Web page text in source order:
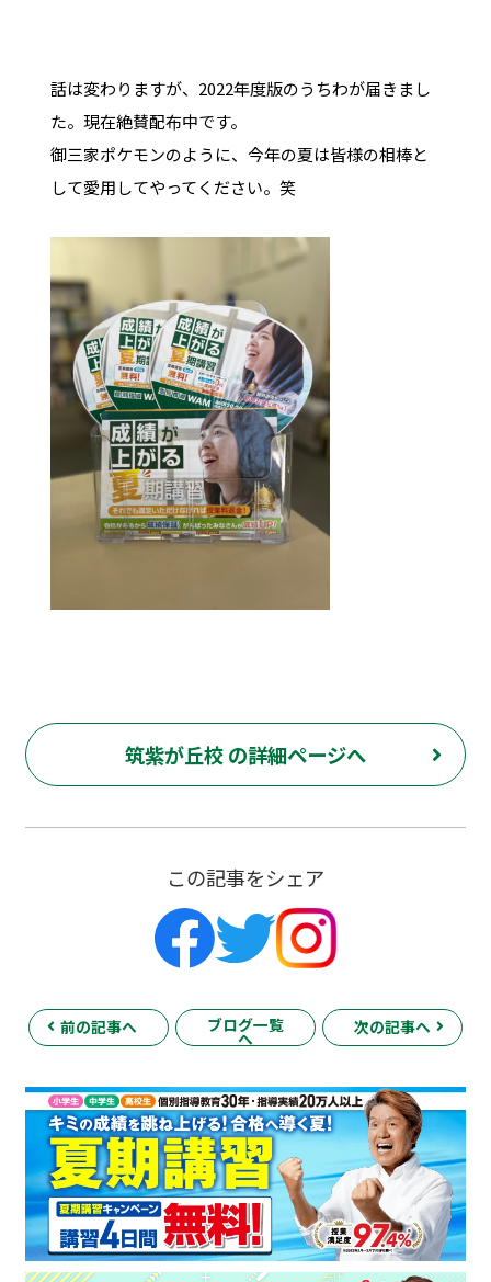
話は変わりますが、2022年度版のうちわが届きまし
た。現在絶賛配布中です。
御三家ポケモンのように、今年の夏は皆様の相棒と
して愛用してやってください。笑
筑紫が丘校 の詳細ページへ
この記事をシェア
前の記事へ ブログ一覧
へ
次の記事へ